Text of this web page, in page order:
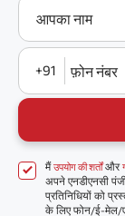
आपका नाम
+91 फ़ोन नंबर
मैंउपयोग की शर्तोंऔर
अपने एनडीएनसी
प्रतिनिधियों को
के लिए फोन/ई-मेल/